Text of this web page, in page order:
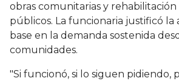
obras comunitarias y rehabilitación
públicos. La funcionaria justificó la
base en la demanda sostenida
comunidades.
"Si funcionó, si lo siguen pidiendo,